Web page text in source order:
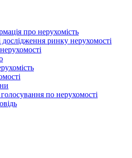
про нерухомість
ринку нерухомості
по нерухомості